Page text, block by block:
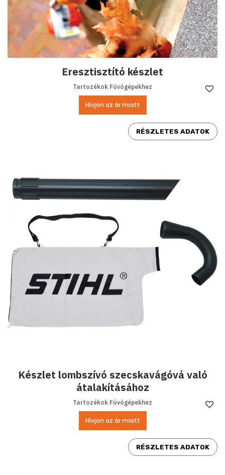
Eresztisztító készlet
Tartozékok Fúvógépekhez
Hívjon az ár miatt
RÉSZLETES ADATOK
Készlet lombszívó szecskavágóvá való
átalakításához
Tartozékok Fúvógépekhez
Hívjon az ár miatt
RÉSZLETES ADATOK